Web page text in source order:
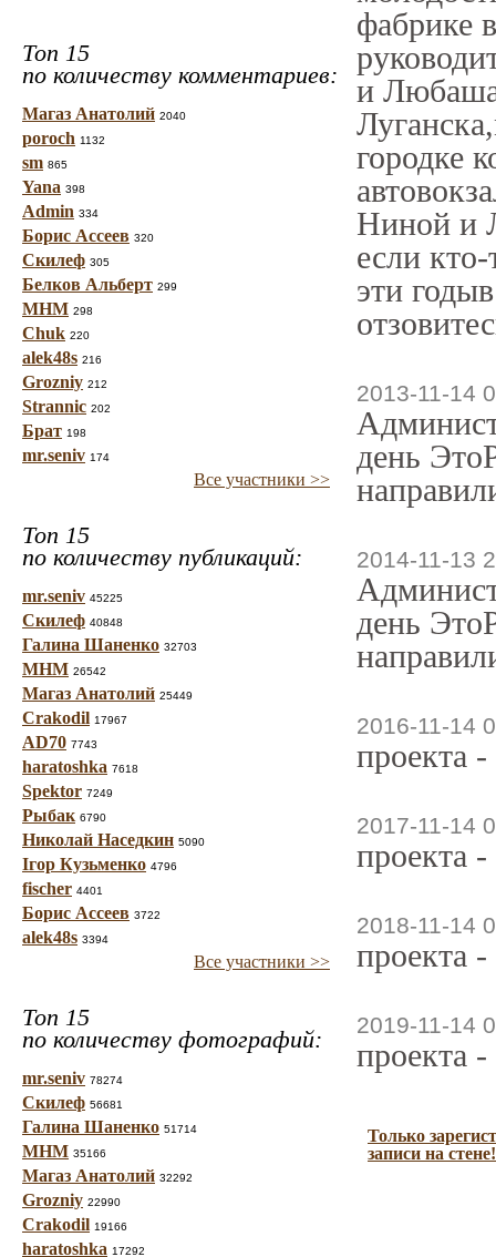
Топ 15
по количеству комментариев:
Магаз Анатолий 2040
poroch 1132
sm 865
Yana 398
Admin 334
Борис Ассеев 320
Скилеф 305
Белков Альберт 299
МНМ 298
Chuk 220
alek48s 216
Grozniy 212
Strannic 202
Брат 198
mr.seniv 174
Все участники >>
Топ 15
по количеству публикаций:
mr.seniv 45225
Скилеф 40848
Галина Шаненко 32703
МНМ 26542
Магаз Анатолий 25449
Crakodil 17967
AD70 7743
haratoshka 7618
Spektor 7249
Рыбак 6790
Николай Наседкин 5090
Ігор Кузьменко 4796
fischer 4401
Борис Ассеев 3722
alek48s 3394
Все участники >>
Топ 15
по количеству фотографий:
mr.seniv 78274
Скилеф 56681
Галина Шаненко 51714
МНМ 35166
Магаз Анатолий 32292
Grozniy 22990
Crakodil 19166
haratoshka 17292
фабрике
и Любаша
городке
Ниной и
если
эти
2013-11-14
день
2014-11-13
день
2016-11-14
проекта
2017-11-14
проекта
2018-11-14
проекта
2019-11-14
проекта
Только
записи на стене!